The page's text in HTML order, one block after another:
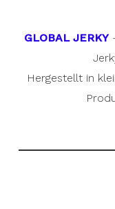
GLOBAL JERKY-
Hergestellt in